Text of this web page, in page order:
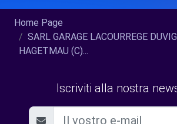
Home Page
SARL GARAGE LACOURREGE
HAGETMAU (C)...
Iscriviti alla nostra